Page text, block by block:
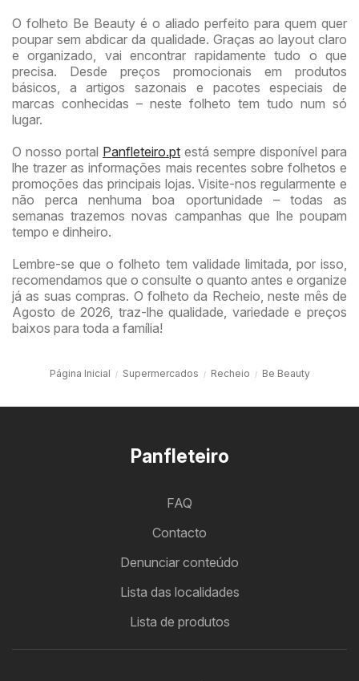
O folheto Be Beauty é o aliado perfeito para quem quer
poupar sem abdicar da qualidade. Graças ao layout claro
e organizado, vai encontrar rapidamente tudo o que
precisa. Desde preços promocionais em produtos
básicos, a artigos sazonais e pacotes especiais de
marcas conhecidas – neste folheto tem tudo num só
lugar.
O nosso portal Panfleteiro.pt está sempre disponível para
lhe trazer as informações mais recentes sobre folhetos e
promoções das principais lojas. Visite-nos regularmente e
não perca nenhuma boa oportunidade – todas as
semanas trazemos novas campanhas que lhe poupam
tempo e dinheiro.
Lembre-se que o folheto tem validade limitada, por isso,
recomendamos que o consulte o quanto antes e organize
já as suas compras. O folheto da Recheio, neste mês de
Agosto de 2026, traz-lhe qualidade, variedade e preços
baixos para toda a família!
Página Inicial Supermercados Recheio Be Beauty
Panfleteiro
FAQ
Contacto
Denunciar conteúdo
Lista das localidades
Lista de produtos